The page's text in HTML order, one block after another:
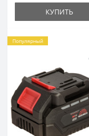
КУПИТЬ
Популярный